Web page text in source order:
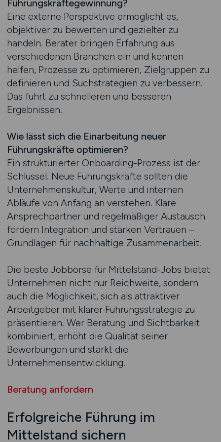
Führungskräftegewinnung?
Eine externe Perspektive ermöglicht es,
objektiver zu bewerten und gezielter zu
handeln. Berater bringen Erfahrung aus
verschiedenen Branchen ein und können
helfen, Prozesse zu optimieren, Zielgruppen zu
definieren und Suchstrategien zu verbessern.
Das führt zu schnelleren und besseren
Ergebnissen.
Wie lässt sich die Einarbeitung neuer
Führungskräfte optimieren?
Ein strukturierter Onboarding-Prozess ist der
Schlüssel. Neue Führungskräfte sollten die
Unternehmenskultur, Werte und internen
Abläufe von Anfang an verstehen. Klare
Ansprechpartner und regelmäßiger Austausch
fördern Integration und stärken Vertrauen –
Grundlagen für nachhaltige Zusammenarbeit.
Die beste Jobbörse für Mittelstand-Jobs bietet
Unternehmen nicht nur Reichweite, sondern
auch die Möglichkeit, sich als attraktiver
Arbeitgeber mit klarer Führungsstrategie zu
präsentieren. Wer Beratung und Sichtbarkeit
kombiniert, erhöht die Qualität seiner
Bewerbungen und stärkt die
Unternehmensentwicklung.
Beratung anfordern
Erfolgreiche Führung im
Mittelstand sichern